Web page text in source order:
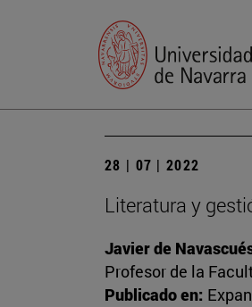
28 | 07 | 2022
Literatura y
Javier de
Profesor de la
Publicado en: